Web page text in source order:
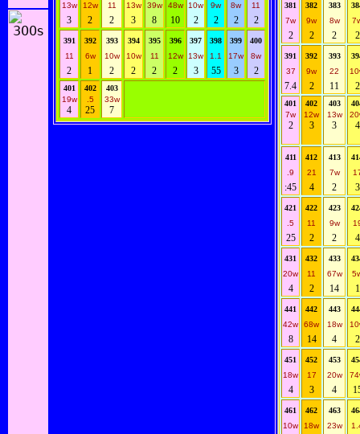
13w
3
12w
2
11
2
13w
3
39w
8
48w
10
10w
2
9w
2
8w
2
11
2
391
11
2
392
6w
1
393
10w
2
394
10w
2
395
11
2
396
12w
2
397
13w
3
398
1.1
55
399
17w
3
400
8w
2
401
19w
4
402
.5
25
403
33w
7
381
7w
2
382
9w
2
383
8w
2 2
391
37
7.4
392
9w
2
393
22
11 2
401
7w
2
402
12w
3
403
13w
3 4
411
.9
:45
412
21
4
413
7w
2 3
421
.5
25
422
11
2
423
9w
2 4
431
20w
4
432
11
2
433
67w
14 1
441
42w
8
442
68w
14
443
18w
4 2
451
18w
4
452
17
3
453
20w
4
461
10w
462
18w
463
23w